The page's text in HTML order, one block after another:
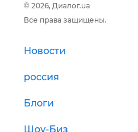
© 2026, Диалог.ua
Все права защищены.
Новости
россия
Блоги
Шоу-Биз